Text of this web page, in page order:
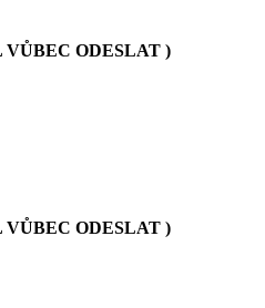
ODESLAT )
ODESLAT )